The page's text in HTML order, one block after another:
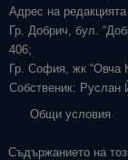
Адрес на
Гр. Добрич, бул.
406;
Гр. София, жк “Овча
Собственик: Руслан
Общи условия
Съдържанието на